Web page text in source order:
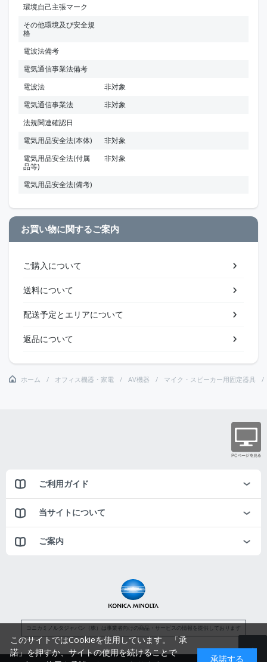
環境自己主張マーク
その他環境及び安全規
格
電波法備考
電気通信事業法備考
電波法
非対象
電気通信事業法
非対象
法規関連確認日
電気用品安全法(本体)
非対象
電気用品安全法(付属
品等)
非対象
電気用品安全法(備考)
お買い物に関するご案内
ご購入について
送料について
配送予定とエリアについて
返品について
ホーム オフィス機器・家電 AV機器 マイク・スピーカー用固定器具
ご利用ガイド
当サイトについて
ご案内
コニカミノルタジャパン（株）は事業者向けの商品・サービスの情報を提供しております
このサイトではCookieを使用しています。「承
諾」を押すか、サイトの使用を続けることで
承諾する